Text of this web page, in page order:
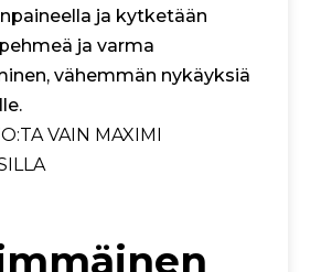
ja kytketään
ja varma
vähemmän nykäyksiä
VAIN MAXIMI